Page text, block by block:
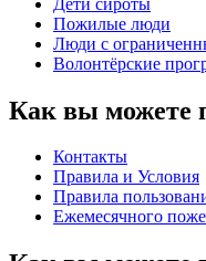
Пожилые люди
Люди с
Волонтёрские
Как вы можете
Контакты
Правила и Условия
Правила
Eжемесячного